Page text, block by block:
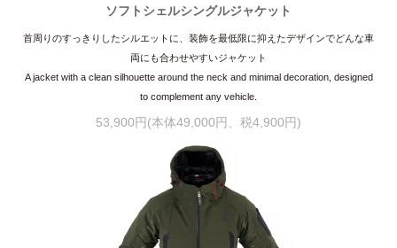
ソフトシェルシングルジャケット
首周りのすっきりしたシルエットに、装飾を最低限に抑えたデザインでどんな車
両にも合わせやすいジャケット
A jacket with a clean silhouette around the neck and minimal decoration, designed
to complement any vehicle.
53,900円(本体49,000円、税4,900円)